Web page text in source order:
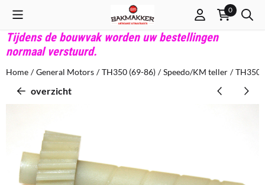
Cookievoorkeuren zijn beschikbaar. Kies instellingen of sta alle
0
Tijdens de bouwvak worden uw bestellingen
normaal verstuurd.
Home / General Motors / TH350 (69-86) / Speedo/KM teller / TH350
overzicht